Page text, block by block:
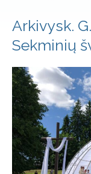
Arkivysk.
Sekminių